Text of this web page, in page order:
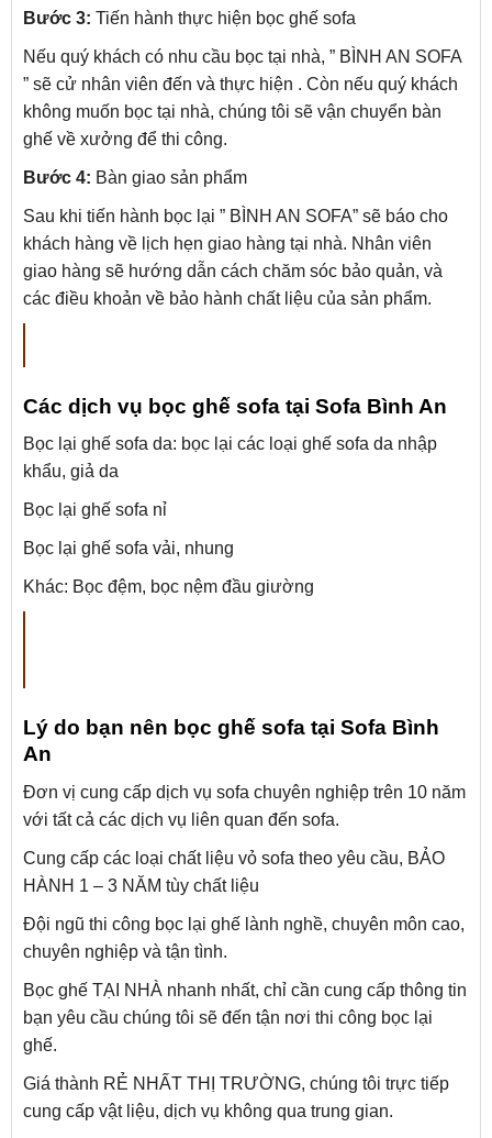
Bước 3: Tiến hành thực hiện bọc ghế sofa
Nếu quý khách có nhu cầu bọc tại nhà, ” BÌNH AN SOFA
” sẽ cử nhân viên đến và thực hiện . Còn nếu quý khách
không muốn bọc tại nhà, chúng tôi sẽ vận chuyển bàn
ghế về xưởng để thi công.
Bước 4: Bàn giao sản phẩm
Sau khi tiến hành bọc lại ” BÌNH AN SOFA” sẽ báo cho
khách hàng về lịch hẹn giao hàng tại nhà. Nhân viên
giao hàng sẽ hướng dẫn cách chăm sóc bảo quản, và
các điều khoản về bảo hành chất liệu của sản phẩm.
Các dịch vụ bọc ghế sofa tại Sofa Bình An
Bọc lại ghế sofa da: bọc lại các loại ghế sofa da nhập
khẩu, giả da
Bọc lại ghế sofa nỉ
Bọc lại ghế sofa vải, nhung
Khác: Bọc đệm, bọc nệm đầu giường
Lý do bạn nên bọc ghế sofa tại Sofa Bình
An
Đơn vị cung cấp dịch vụ sofa chuyên nghiệp trên 10 năm
với tất cả các dịch vụ liên quan đến sofa.
Cung cấp các loại chất liệu vỏ sofa theo yêu cầu, BẢO
HÀNH 1 – 3 NĂM tùy chất liệu
Đội ngũ thi công bọc lại ghế lành nghề, chuyên môn cao,
chuyên nghiệp và tận tình.
Bọc ghế TẠI NHÀ nhanh nhất, chỉ cần cung cấp thông tin
bạn yêu cầu chúng tôi sẽ đến tận nơi thi công bọc lại
ghế.
Giá thành RẺ NHẤT THỊ TRƯỜNG, chúng tôi trực tiếp
cung cấp vật liệu, dịch vụ không qua trung gian.